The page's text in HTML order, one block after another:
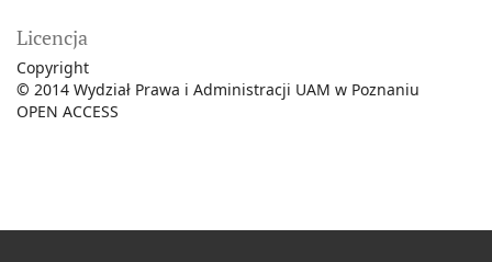
Licencja
Copyright
© 2014 Wydział Prawa i Administracji UAM w Poznaniu
OPEN ACCESS